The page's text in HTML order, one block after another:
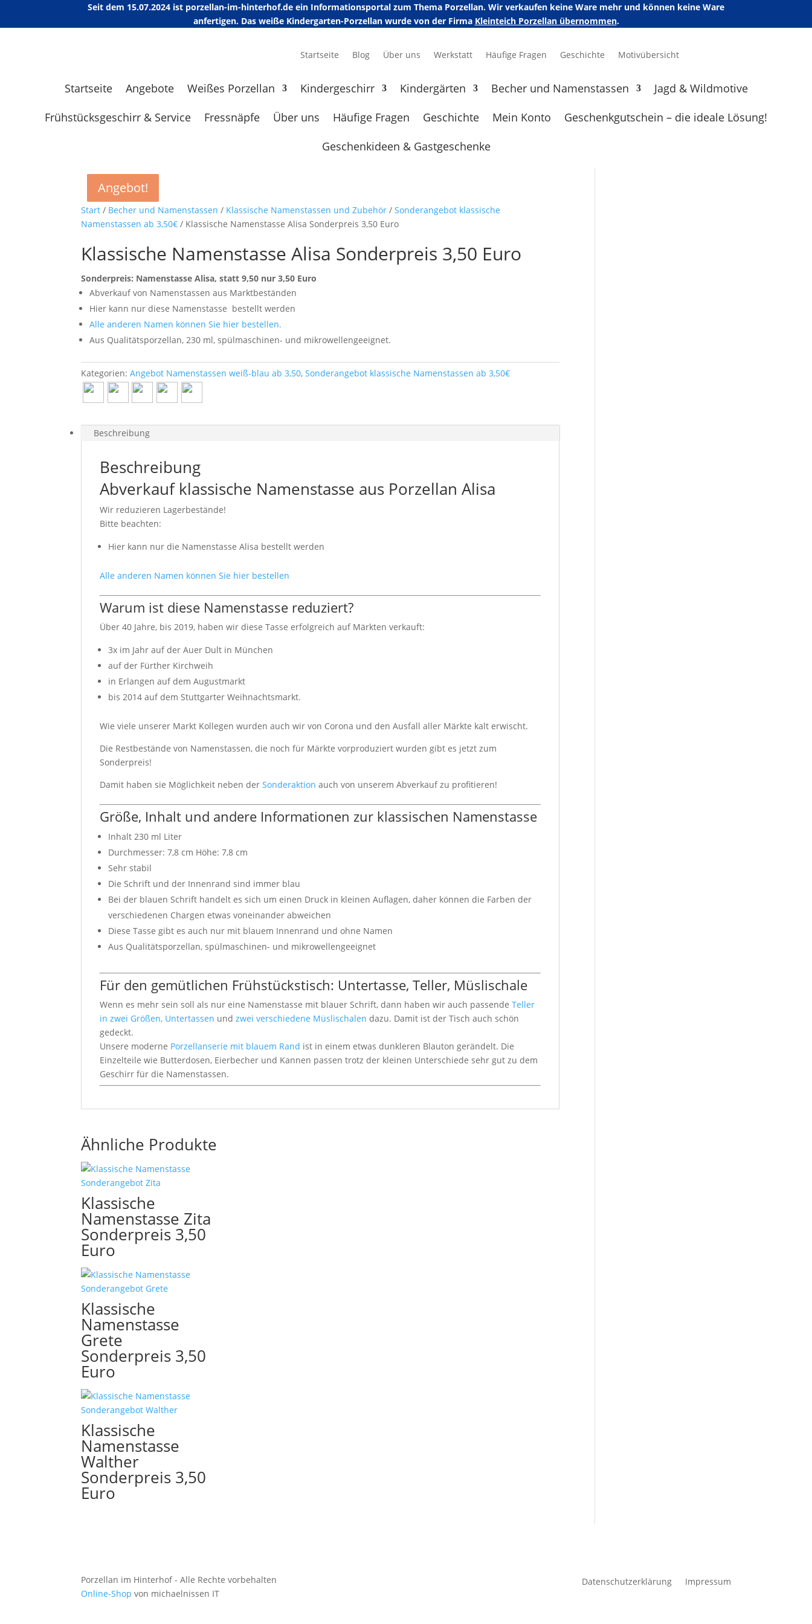
Seit dem 15.07.2024 ist porzellan-im-hinterhof.de ein Informationsportal zum Thema Porzellan. Wir verkaufen keine Ware mehr und können keine Ware
anfertigen. Das weiße Kindergarten-Porzellan wurde von der Firma Kleinteich Porzellan übernommen.
Startseite Blog Über uns Werkstatt Häufige Fragen Geschichte Motivübersicht
Startseite Angebote Weißes Porzellan Kindergeschirr Kindergärten Becher und Namenstassen
Jagd & Wildmotive
Frühstücksgeschirr & Service
Fressnäpfe Über uns Häufige Fragen Geschichte Mein Konto
Geschenkgutschein – die ideale Lösung!
Geschenkideen & Gastgeschenke
Start / Becher und Namenstassen / Klassische Namenstassen und Zubehör /Sonderangebot klassische
Namenstassen ab 3,50€ / Klassische Namenstasse Alisa Sonderpreis 3,50 Euro
Angebot!
Klassische Namenstasse Alisa Sonderpreis 3,50 Euro
Sonderpreis: Namenstasse Alisa, statt 9,50 nur 3,50 Euro
Abverkauf von Namenstassen aus Marktbeständen
Hier kann nur diese Namenstasse bestellt werden
Alle anderen Namen können Sie hier bestellen.
Aus Qualitätsporzellan, 230 ml, spülmaschinen- und mikrowellengeeignet.
Kategorien:Angebot Namenstassen weiß-blau ab 3,50,Sonderangebot klassische Namenstassen ab 3,50€
Beschreibung
Beschreibung
Abverkauf klassische Namenstasse aus Porzellan Alisa
Wir reduzieren Lagerbestände!
Bitte beachten:
Hier kann nur die Namenstasse Alisa bestellt werden
Alle anderen Namen können Sie hier bestellen
Warum ist diese Namenstasse reduziert?
Über 40 Jahre, bis 2019, haben wir diese Tasse erfolgreich auf Märkten verkauft:
3x im Jahr auf der Auer Dult in München
auf der Fürther Kirchweih
in Erlangen auf dem Augustmarkt
bis 2014 auf dem Stuttgarter Weihnachtsmarkt.
Wie viele unserer Markt Kollegen wurden auch wir von Corona und den Ausfall aller Märkte kalt erwischt.
Die Restbestände von Namenstassen, die noch für Märkte vorproduziert wurden gibt es jetzt zum
Sonderpreis!
Damit haben sie Möglichkeit neben derSonderaktion auch von unserem Abverkauf zu profitieren!
Größe, Inhalt und andere Informationen zur klassischen Namenstasse
Inhalt 230 ml Liter
Durchmesser: 7,8 cm Höhe: 7,8 cm
Sehr stabil
Die Schrift und der Innenrand sind immer blau
Bei der blauen Schrift handelt es sich um einen Druck in kleinen Auflagen, daher können die Farben der
verschiedenen Chargen etwas voneinander abweichen
Diese Tasse gibt es auch nur mit blauem Innenrand und ohne Namen
Aus Qualitätsporzellan, spülmaschinen- und mikrowellengeeignet
Für den gemütlichen Frühstückstisch: Untertasse, Teller, Müslischale
Wenn es mehr sein soll als nur eine Namenstasse mit blauer Schrift, dann haben wir auch passendeTeller
in zwei Größen, Untertassen undzwei verschiedene Müslischalen dazu. Damit ist der Tisch auch schön
gedeckt.
Unsere moderne Porzellanserie mit blauem Rand ist in einem etwas dunkleren Blauton gerändelt. Die
Einzelteile wie Butterdosen, Eierbecher und Kannen passen trotz der kleinen Unterschiede sehr gut zu dem
Geschirr für die Namenstassen.
Ähnliche Produkte
Angebot!
Klassische
Namenstasse Zita
Sonderpreis 3,50
Euro
Angebot!
Klassische
Namenstasse
Grete
Sonderpreis 3,50
Euro
Angebot!
Klassische
Namenstasse
Walther
Sonderpreis 3,50
Euro
Porzellan im Hinterhof - Alle Rechte vorbehalten
Online-Shop von michaelnissen IT
Datenschutzerklärung Impressum